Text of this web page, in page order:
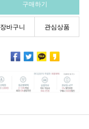
구매하기
장바구니 관심상품